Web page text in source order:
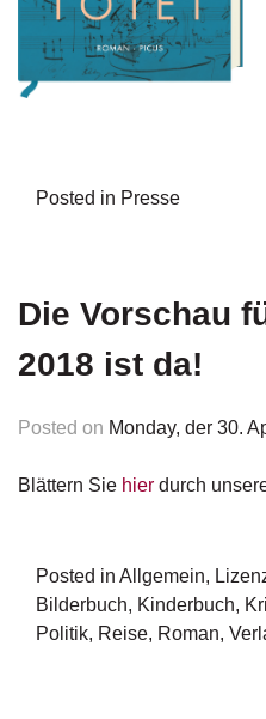
n
d
P
s
e
R
g
ts
Posted in Presse
Die Vorschau
2018 ist da!
Posted on Monday, der 30.
Blättern Sie hier durch
Posted in Allgemein,
Bilderbuch, Kinderbuch,
Politik, Reise, Roman,